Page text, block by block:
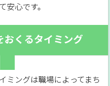
安心です。
おくるタイミング
ミングは職場によってまち